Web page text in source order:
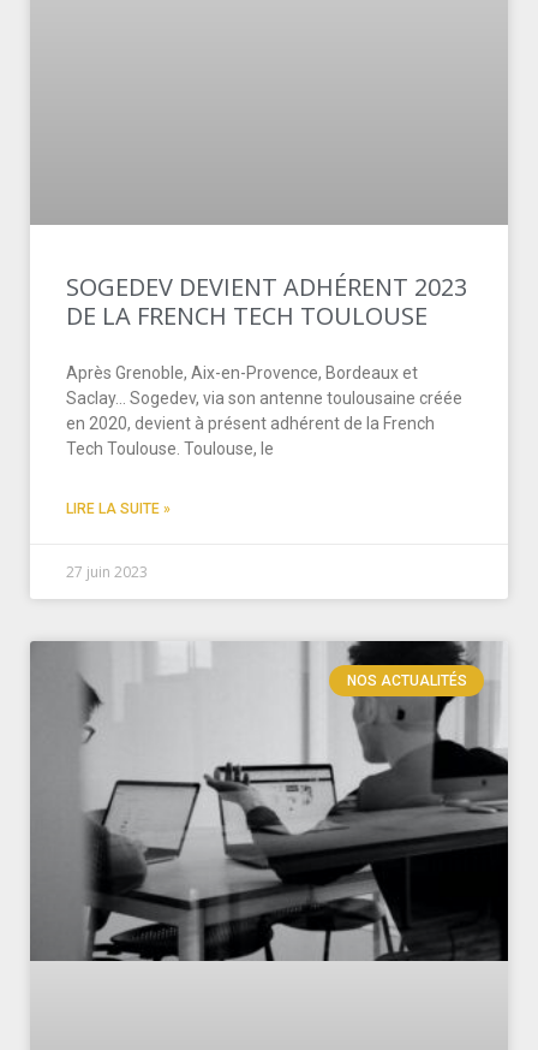
SOGEDEV DEVIENT ADHÉRENT 2023
DE LA FRENCH TECH TOULOUSE
Après Grenoble, Aix-en-Provence, Bordeaux et
Saclay… Sogedev, via son antenne toulousaine créée
en 2020, devient à présent adhérent de la French
Tech Toulouse. Toulouse, le
LIRE LA SUITE »
27 juin 2023
NOS ACTUALITÉS